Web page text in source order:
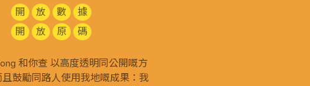
開 放 數
據
開
放 原 碼
和你查 以高度透明同公開嘅方
鼓勵同路人使用我地嘅成果：我